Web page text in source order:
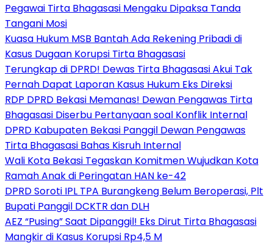
Pegawai Tirta Bhagasasi Mengaku Dipaksa Tanda
Tangani Mosi
Kuasa Hukum MSB Bantah Ada Rekening Pribadi di
Kasus Dugaan Korupsi Tirta Bhagasasi
Terungkap di DPRD! Dewas Tirta Bhagasasi Akui Tak
Pernah Dapat Laporan Kasus Hukum Eks Direksi
RDP DPRD Bekasi Memanas! Dewan Pengawas Tirta
Bhagasasi Diserbu Pertanyaan soal Konflik Internal
DPRD Kabupaten Bekasi Panggil Dewan Pengawas
Tirta Bhagasasi Bahas Kisruh Internal
Wali Kota Bekasi Tegaskan Komitmen Wujudkan Kota
Ramah Anak di Peringatan HAN ke-42
DPRD Soroti IPL TPA Burangkeng Belum Beroperasi, Plt
Bupati Panggil DCKTR dan DLH
AEZ “Pusing” Saat Dipanggil! Eks Dirut Tirta Bhagasasi
Mangkir di Kasus Korupsi Rp4,5 M